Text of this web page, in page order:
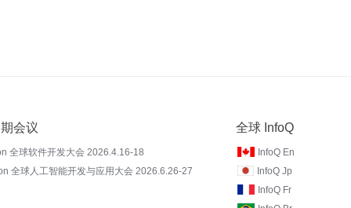
会议
全球软件开发大会 2026.4.16-18
全球人工智能开发与应用大会 2026.6.26-27
全球 InfoQ
InfoQ En
InfoQ Jp
InfoQ Fr